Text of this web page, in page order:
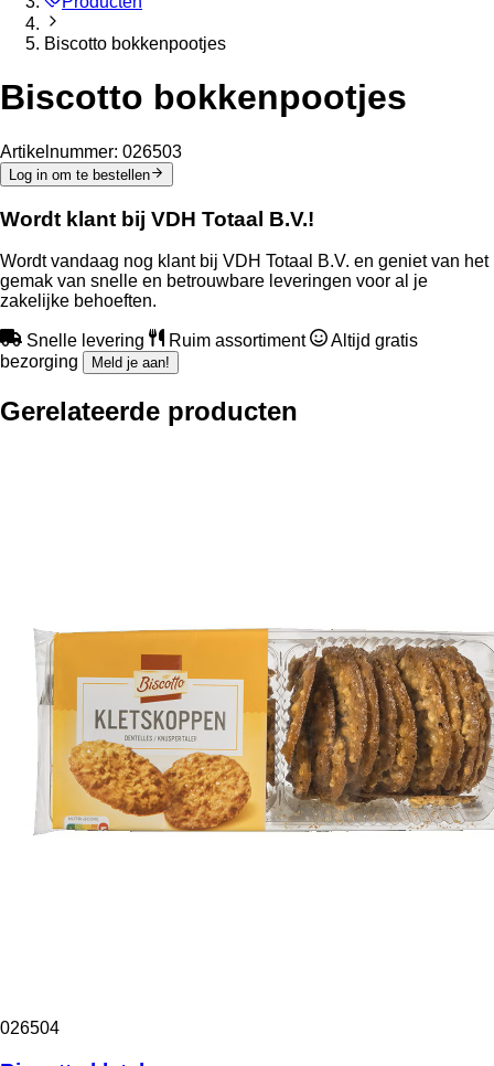
Biscotto bokkenpootjes
Biscotto bokkenpootjes
Artikelnummer: 026503
Log in om te bestellen
Wordt klant bij VDH Totaal B.V.!
Wordt vandaag nog klant bij VDH Totaal B.V. en geniet van het
gemak van snelle en betrouwbare leveringen voor al je
zakelijke behoeften.
Snelle levering Ruim assortiment
Altijd gratis
bezorging
Meld je aan!
Gerelateerde producten
026504